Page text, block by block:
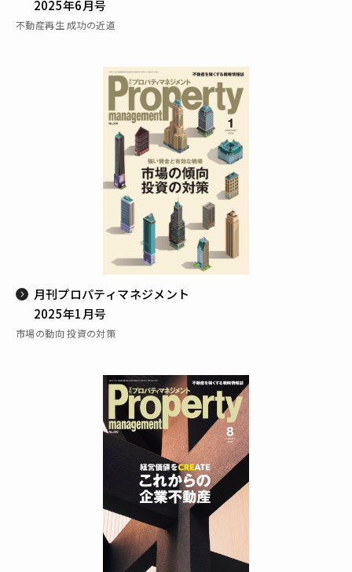
2025年6月号
不動産再生 成功の近道
月刊プロパティマネジメント
2025年1月号
市場の動向 投資の対策